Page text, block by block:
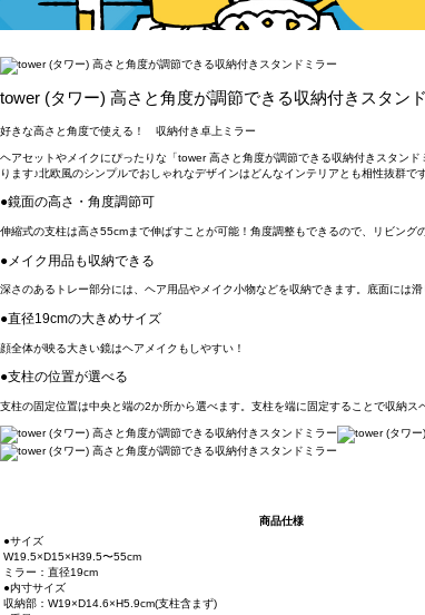
tower (タワー) 高さと角度が調節できる収納付きスタン
好きな高さと角度で使える！ 収納付き卓上ミラー
ヘアセットやメイクにぴったりな「tower 高さと角度が調節できる収納付きスタン
ります♪北欧風のシンプルでおしゃれなデザインはどんなインテリアとも相性抜群です
●鏡面の高さ・角度調節可
伸縮式の支柱は高さ55cmまで伸ばすことが可能！角度調整もできるので、リビング
●メイク用品も収納できる
深さのあるトレー部分には、ヘア用品やメイク小物などを収納できます。底面には
●直径19cmの大きめサイズ
顔全体が映る大きい鏡はヘアメイクもしやすい！
●支柱の位置が選べる
支柱の固定位置は中央と端の2か所から選べます。支柱を端に固定することで収納ス
商品仕様
●サイズ
W19.5×D15×H39.5〜55cm
ミラー：直径19cm
●内寸サイズ
収納部：W19×D14.6×H5.9cm(支柱含まず)